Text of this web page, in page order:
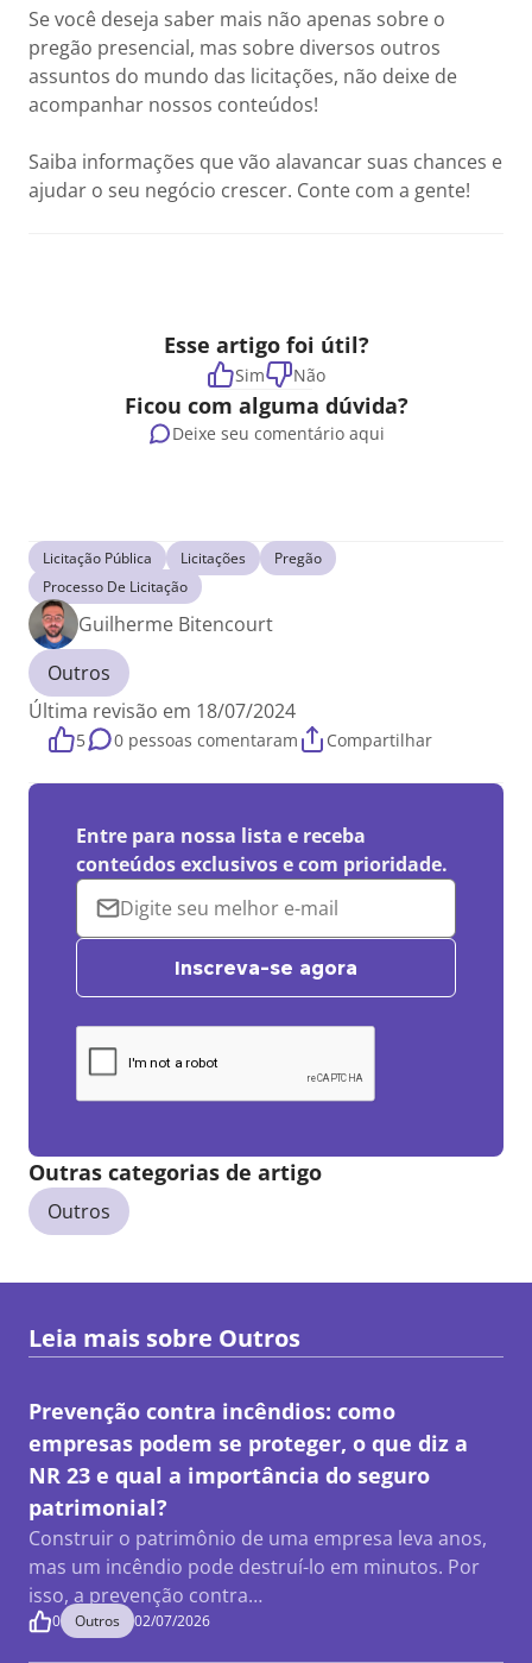
Se você deseja saber mais não apenas sobre o
pregão presencial, mas sobre diversos outros
assuntos do mundo das licitações, não deixe de
acompanhar nossos conteúdos!
Saiba informações que vão alavancar suas chances e
ajudar o seu negócio crescer. Conte com a gente!
Esse artigo foi útil?
Sim Não
Ficou com alguma dúvida?
Deixe seu comentário aqui
Licitação Pública Licitações
Pregão
Processo De Licitação
Guilherme Bitencourt
Outros
Última revisão em 18/07/2024
5 0 pessoas comentaram Compartilhar
Entre para nossa lista e receba
conteúdos exclusivos e com prioridade.
Inscreva-se agora
Outras categorias de artigo
Outros
Leia mais sobre Outros
Prevenção contra incêndios: como
empresas podem se proteger, o que diz a
NR 23 e qual a importância do seguro
patrimonial?
Construir o patrimônio de uma empresa leva anos,
mas um incêndio pode destruí-lo em minutos. Por
isso, a prevenção contra…
0 Outros 02/07/2026